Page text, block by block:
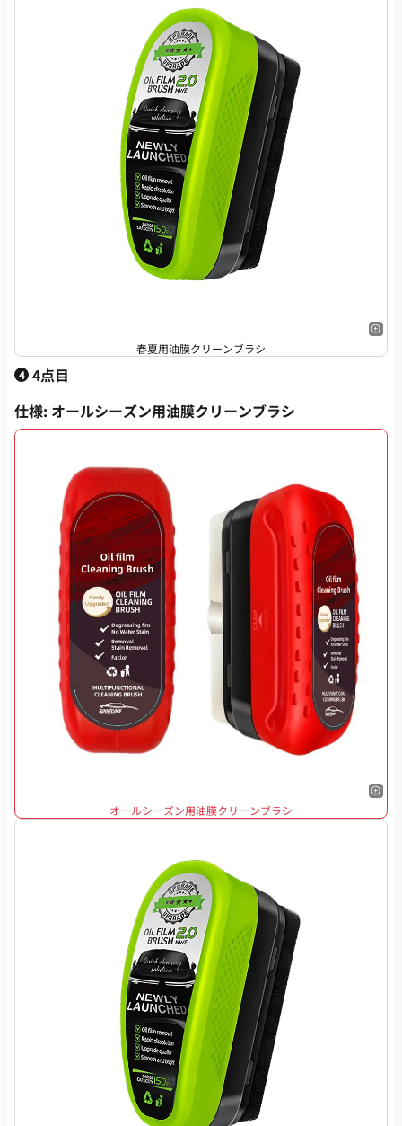
春夏用油膜クリーンブラシ
4 4点目
仕様: オールシーズン用油膜クリーンブラシ
オールシーズン用油膜クリーンブラシ